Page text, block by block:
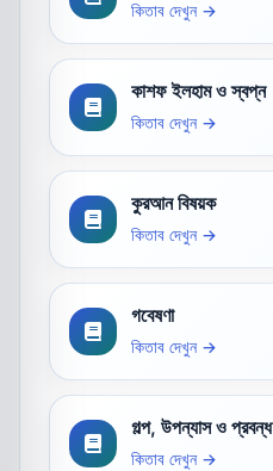
কিতাব দেখুন →
কাশফ ইলহাম ও স্বপ্ন
কিতাব দেখুন →
কুরআন বিষয়ক
কিতাব দেখুন →
গবেষণা
কিতাব দেখুন →
গল্প, উপন্যাস ও প্রবন্ধ
কিতাব দেখুন →